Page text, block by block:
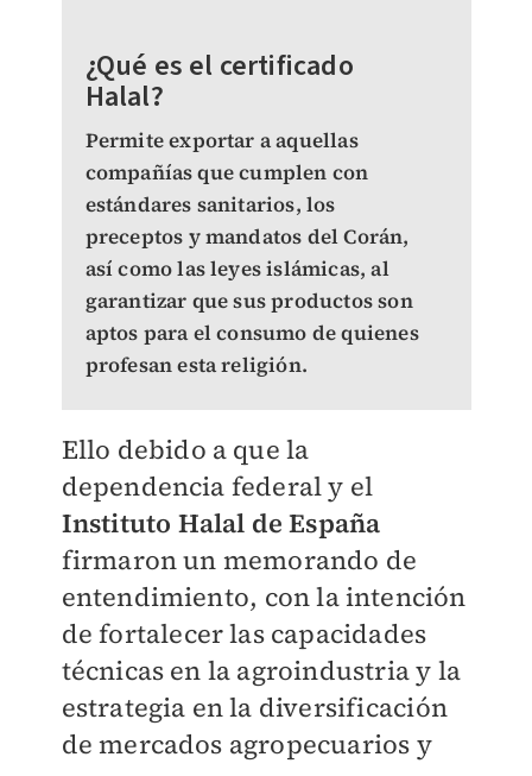
¿Qué es el certificado
Halal?
Permite exportar a aquellas
compañías que cumplen con
estándares sanitarios, los
preceptos y mandatos del Corán,
así como las leyes islámicas, al
garantizar que sus productos son
aptos para el consumo de quienes
profesan esta religión.
Ello debido a que la
dependencia federal y el
Instituto Halal de España
firmaron un memorando de
entendimiento, con la intención
de fortalecer las capacidades
técnicas en la agroindustria y la
estrategia en la diversificación
de mercados agropecuarios y